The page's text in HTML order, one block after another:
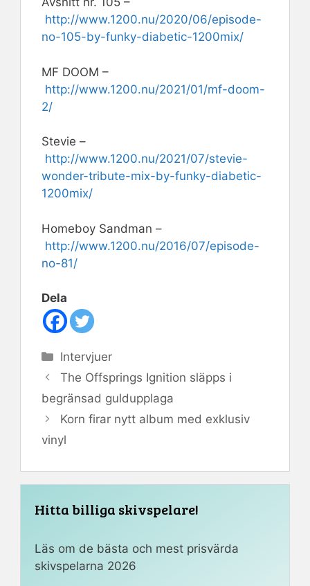
http://www.1200.nu/2020/06/episode-
no-105-by-funky-diabetic-1200mix/
MF DOOM –
http://www.1200.nu/2021/01/mf-doom-
2/
Stevie –
http://www.1200.nu/2021/07/stevie-
wonder-tribute-mix-by-funky-diabetic-
1200mix/
Homeboy Sandman –
http://www.1200.nu/2016/07/episode-
no-81/
Dela
Kategorier
Intervjuer
The Offsprings Ignition släpps i
begränsad guldupplaga
Korn firar nytt album med exklusiv
vinyl
Hitta billiga skivspelare!
Läs om de bästa och mest prisvärda
skivspelarna 2026